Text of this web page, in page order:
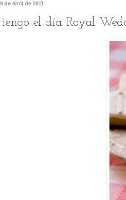
de abril de 2011
el día Royal